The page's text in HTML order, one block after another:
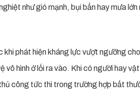
như gió mạnh, bụi bẩn hay mưa
phát hiện kháng lực vượt ngưỡng
vô hình ở lối ra vào. Khi có người hay
công tức thì trong trường hợp bất